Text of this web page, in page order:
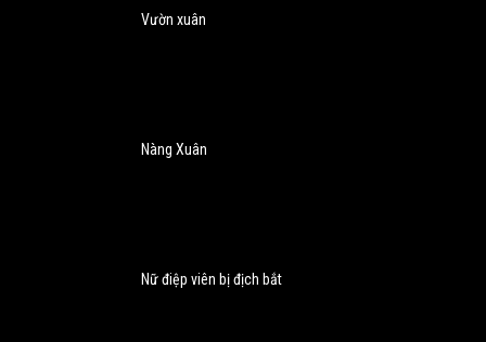
Vườn xuân
Nàng Xuân
Nữ điệp viên bị địch bắt